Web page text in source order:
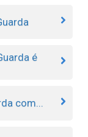
é
com...